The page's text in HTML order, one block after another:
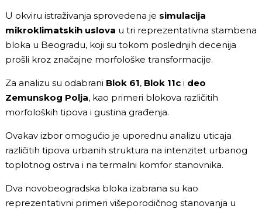
U okviru istraživanja sprovedena je simulacija
mikroklimatskih uslova u tri reprezentativna stambena
bloka u Beogradu, koji su tokom poslednjih decenija
prošli kroz značajne morfološke transformacije.
Za analizu su odabrani Blok 61, Blok 11c i deo
Zemunskog Polja, kao primeri blokova različitih
morfoloških tipova i gustina građenja.
Ovakav izbor omogućio je uporednu analizu uticaja
različitih tipova urbanih struktura na intenzitet urbanog
toplotnog ostrva i na termalni komfor stanovnika.
Dva novobeogradska bloka izabrana su kao
reprezentativni primeri višeporodičnog stanovanja u